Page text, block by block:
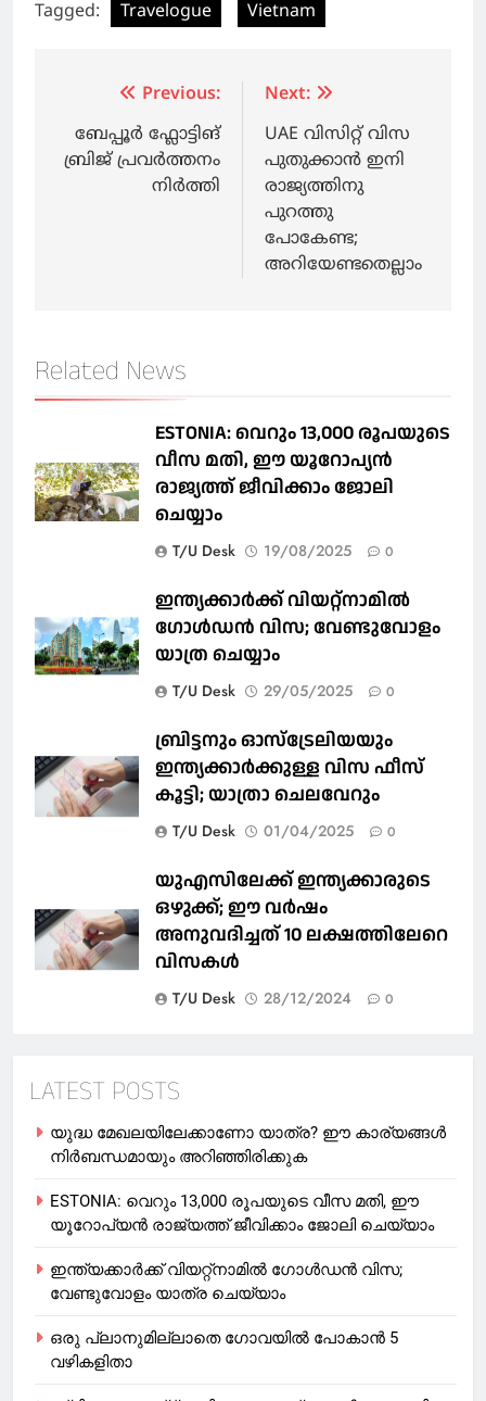
Tagged: Travelogue Vietnam
navigation
Previous:
ബേപ്പൂര്‍ ഫ്ലോട്ടിങ്
ബ്രിജ് പ്രവര്‍ത്തനം
നിര്‍ത്തി
Next:
UAE വിസിറ്റ് വിസ
പുതുക്കാന്‍ ഇനി
രാജ്യത്തിനു
പുറത്തു
പോകേണ്ട;
അറിയേണ്ടതെല്ലാം
Related News
ESTONIA: വെറും 13,000 രൂപയുടെ
വീസ മതി, ഈ യൂറോപ്യന്‍
രാജ്യത്ത് ജീവിക്കാം ജോലി
ചെയ്യാം
T/U Desk 19/08/2025 0
ഇന്ത്യക്കാർക്ക് വിയറ്റ്‌നാമില്‍
ഗോള്‍ഡന്‍ വിസ; വേണ്ടുവോളം
യാത്ര ചെയ്യാം
T/U Desk 29/05/2025 0
ബ്രിട്ടനും ഓസ്‌ട്രേലിയയും
ഇന്ത്യക്കാര്‍ക്കുള്ള വിസ ഫീസ്
കൂട്ടി; യാത്രാ ചെലവേറും
T/U Desk 01/04/2025 0
യുഎസിലേക്ക് ഇന്ത്യക്കാരുടെ
ഒഴുക്ക്; ഈ വർഷം
അനുവദിച്ചത് 10 ലക്ഷത്തിലേറെ
വിസകൾ
T/U Desk 28/12/2024 0
LATEST POSTS
യുദ്ധ മേഖലയിലേക്കാണോ യാത്ര? ഈ കാര്യങ്ങള്‍
നിര്‍ബന്ധമായും അറിഞ്ഞിരിക്കുക
ESTONIA: വെറും 13,000 രൂപയുടെ വീസ മതി, ഈ
യൂറോപ്യന്‍ രാജ്യത്ത് ജീവിക്കാം ജോലി ചെയ്യാം
ഇന്ത്യക്കാർക്ക് വിയറ്റ്‌നാമില്‍ ഗോള്‍ഡന്‍ വിസ;
വേണ്ടുവോളം യാത്ര ചെയ്യാം
ഒരു പ്ലാനുമില്ലാതെ ഗോവയില്‍ പോകാൻ 5
വഴികളിതാ